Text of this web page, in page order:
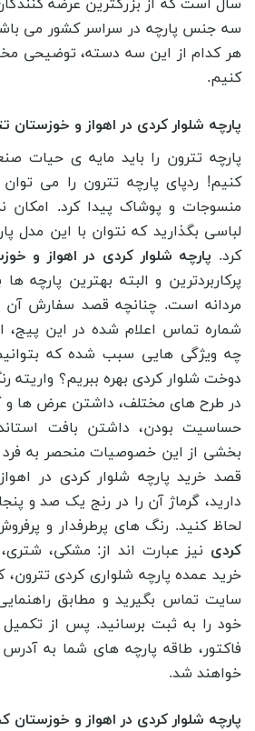
سال است که از بزرگترین عرضه
سه جنس پارچه در سراسر کشور می
هر کدام از این سه دسته، توضیحی
کنیم.
پارچه شلوار کردی در اهواز و خوزستان
پارچه تترون را باید مایه ی حیات
کنیم! ردپای پارچه تترون را می ‌توان
منسوجات و پوشاک پیدا کرد.
لباسی بگذارید که نتوان با این مدل
کرد. پارچه شلوار کردی در اهواز و
پرکاربردترین و البته بهترین پارچه
مردانه است. چنانچه قصد سفارش آن
شماره تماس اعلام شده در این پیج،
چه ویژگی هایی سبب شده که بتوانیم
دوخت شلوار کردی بهره ببریم؟ واریته
در طرح های مختلف، داشتن عرض ها و
حساسیت بودن، داشتن بافت
بخشی از این خصوصیات منحصر به
قصد خرید پارچه شلوار کردی در
دارید، گرماژ آن را در رنج یک صد و
لحاظ کنید. رنگ های پرطرفدار و
کردی نیز عبارت اند از: مشکی،
خرید عمده پارچه شلواری کردی
سایت تماس بگیرید و مطابق
خود را به ثبت برسانید. پس از
فاکتور، طاقه پارچه های شما به
خواهند شد.
پارچه شلوار کردی در اهواز و خوزستان